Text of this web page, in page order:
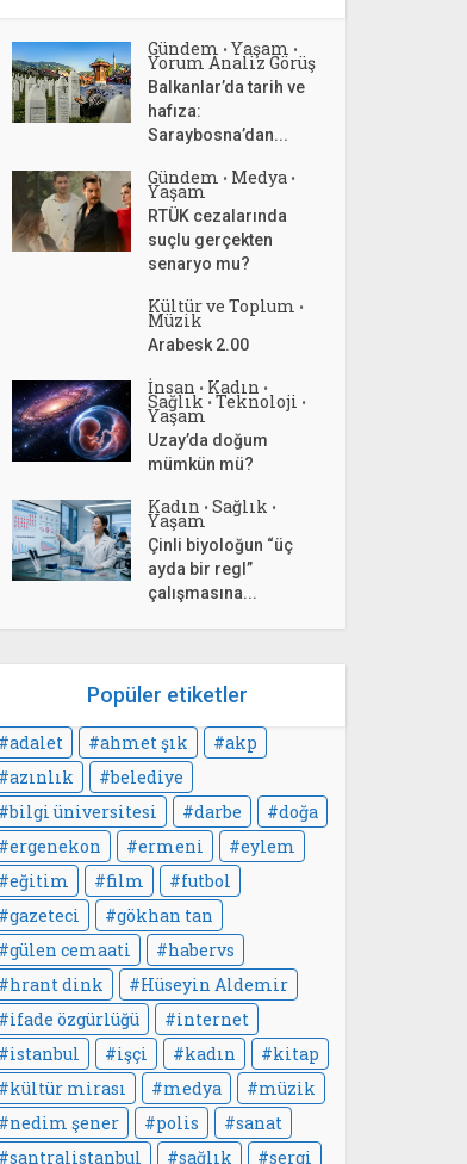
Gündem • Yaşam •
Yorum Analiz Görüş
Balkanlar’da tarih ve
hafıza:
Saraybosna’dan...
Gündem • Medya •
Yaşam
RTÜK cezalarında
suçlu gerçekten
senaryo mu?
Kültür ve Toplum •
Müzik
Arabesk 2.00
İnsan • Kadın •
Sağlık • Teknoloji •
Yaşam
Uzay’da doğum
mümkün mü?
Kadın • Sağlık •
Yaşam
Çinli biyoloğun “üç
ayda bir regl”
çalışmasına...
Popüler etiketler
adalet ahmet şık
akp
azınlık
belediye
bilgi üniversitesi
darbe
doğa
ergenekon
ermeni
eylem
eğitim
film
futbol
gazeteci
gökhan tan
gülen cemaati
habervs
hrant dink
Hüseyin Aldemir
ifade özgürlüğü
internet
istanbul
işçi kadın
kitap
kültür mirası
medya
müzik
nedim şener
polis
sanat
santralistanbul
sağlık sergi